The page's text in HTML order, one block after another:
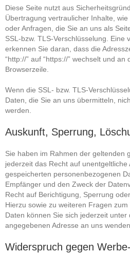
Diese Seite nutzt aus
Übertragung vertraulicher Inhalte,
oder Anfragen, die Sie an uns als
SSL-bzw. TLS-Verschlüsselung. Eine
erkennen Sie daran, dass die
“http://” auf “https://” wechselt und
Browserzeile.
Wenn die SSL- bzw. TLS-
Daten, die Sie an uns übermitteln,
werden.
Auskunft, Sperrung,
Sie haben im Rahmen der geltenden
jederzeit das Recht auf unentgeltliche
gespeicherten personenbezogenen
Empfänger und den Zweck der
Recht auf Berichtigung, Sperrung
Hierzu sowie zu weiteren Fragen
Daten können Sie sich jederzeit unter
angegebenen Adresse an uns wenden.
Widerspruch gegen